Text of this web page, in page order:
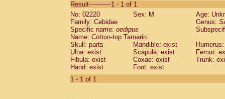
CebidaeSaguinus labiatus(0)
Cebidae Saguinus leucopus (0)
Cebidae
CebidaeSaguinus mystax
Cebidae Saguinus nigricollis (0)
Cebidae Saguinus oedipus
Cebidae Saguinus weddelli
Cebidae Saguinusspp.
Cebidae
Result-----------1 - 1 of 1
No: 02220
Sex: M
Age:
Family: Cebidae
Genus:
Specific name: oedipus
Name: Cotton-top Tamarin
Skull: parts
Mandible: exist
Ulna: exist
Scapula: exist
Femur:
Fibula: exist
Coxae: exist
Trunk:
Hand: exist
Foot: exist
1 - 1 of 1